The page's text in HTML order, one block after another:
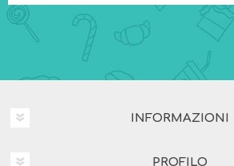
INFORMAZIONI
PROFILO